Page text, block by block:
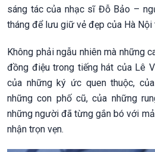
sáng tác của nhạc sĩ Đỗ Bảo –
tháng để lưu giữ vẻ đẹp của Hà Nội
Không phải ngẫu nhiên mà những
đồng điệu trong tiếng hát của Lê
của những ký ức quen thuộc,
những con phố cũ, của những
những người đã từng gắn bó với
nhận trọn vẹn.